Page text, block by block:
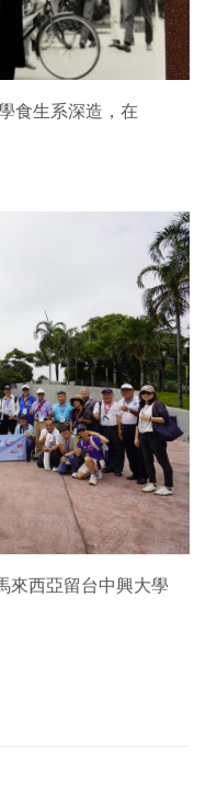
食生系深造，在
來西亞留台中興大學